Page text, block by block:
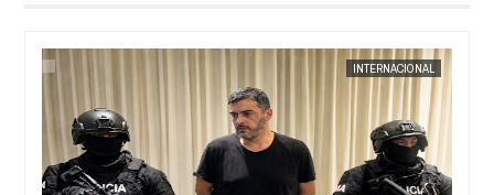
INTERNACIONAL JORGE